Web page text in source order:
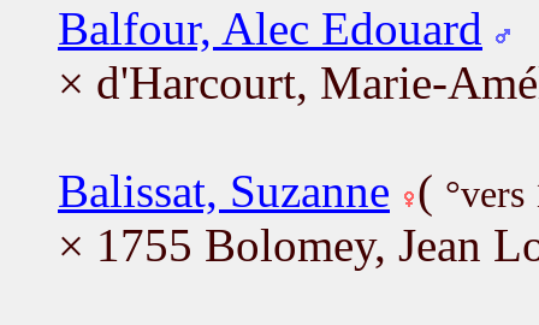
Balfour, Alec Edouard
× d'Harcourt, Marie-
Balissat, Suzanne (
× 1755 Bolomey, Jean